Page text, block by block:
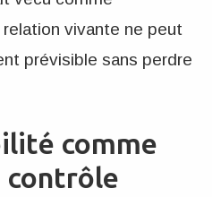
vivante ne peut
prévisible sans perdre
comme
contrôle